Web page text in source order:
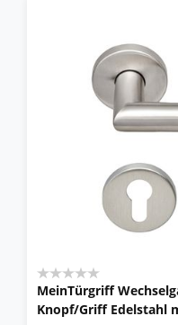
MeinTürgriff
Knopf/Griff Edelstahl